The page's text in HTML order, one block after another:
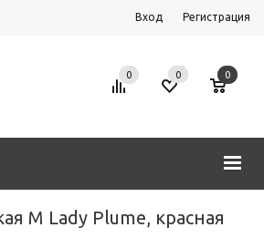
Вход Регистрация
0 0 0
M Lady Plume, красная